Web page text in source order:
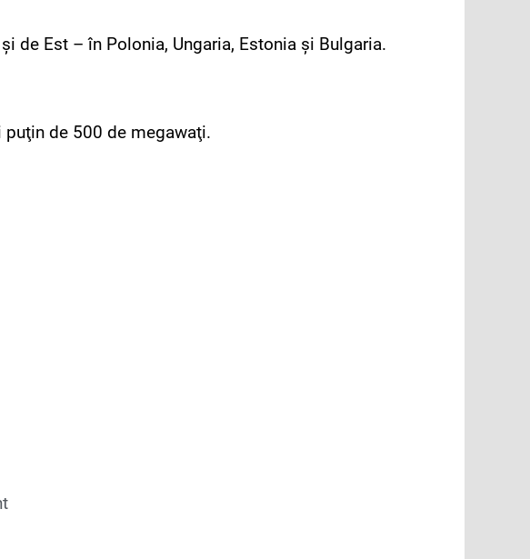
de Est – în Polonia, Ungaria, Estonia şi Bulgaria.
puţin de 500 de megawaţi.